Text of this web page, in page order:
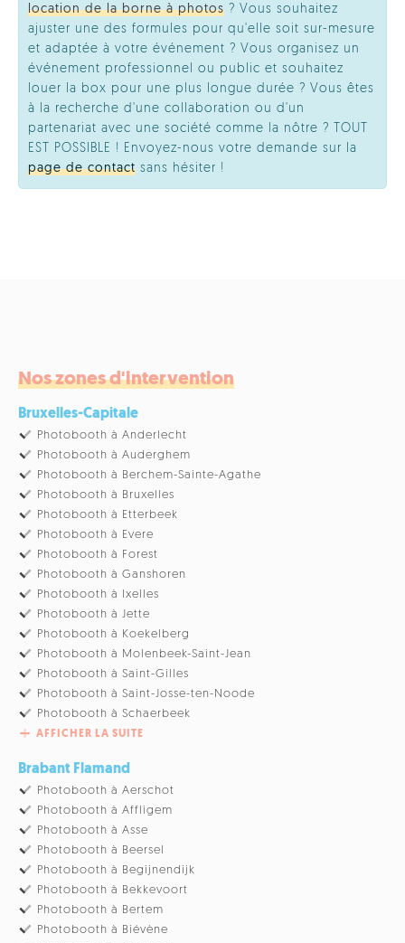
location de la borne à photos ? Vous souhaitez
ajuster une des formules pour qu'elle soit sur-mesure
et adaptée à votre événement ? Vous organisez un
événement professionnel ou public et souhaitez
louer la box pour une plus longue durée ? Vous êtes
à la recherche d'une collaboration ou d'un
partenariat avec une société comme la nôtre ? TOUT
EST POSSIBLE ! Envoyez-nous votre demande sur la
page de contact sans hésiter !
Nos zones d'intervention
Bruxelles-Capitale
Photobooth à Anderlecht
Photobooth à Auderghem
Photobooth à Berchem-Sainte-Agathe
Photobooth à Bruxelles
Photobooth à Etterbeek
Photobooth à Evere
Photobooth à Forest
Photobooth à Ganshoren
Photobooth à Ixelles
Photobooth à Jette
Photobooth à Koekelberg
Photobooth à Molenbeek-Saint-Jean
Photobooth à Saint-Gilles
Photobooth à Saint-Josse-ten-Noode
Photobooth à Schaerbeek
AFFICHER LA SUITE
Brabant Flamand
Photobooth à Aerschot
Photobooth à Affligem
Photobooth à Asse
Photobooth à Beersel
Photobooth à Begijnendijk
Photobooth à Bekkevoort
Photobooth à Bertem
Photobooth à Biévène